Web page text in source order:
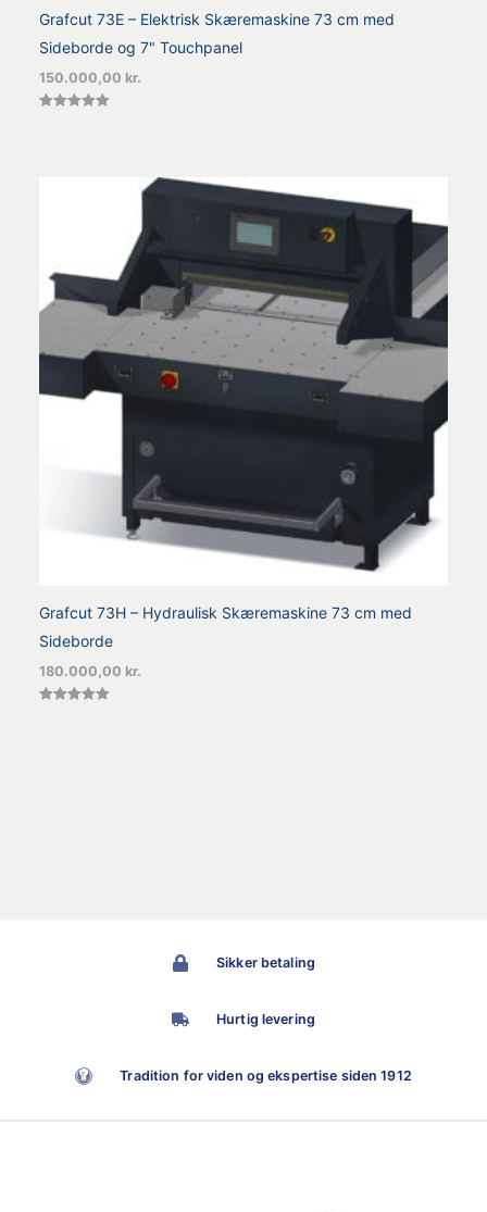
Grafcut 73E – Elektrisk Skæremaskine 73 cm med
Sideborde og 7" Touchpanel
150.000,00 kr.
Grafcut 73H – Hydraulisk Skæremaskine 73 cm med
Sideborde
180.000,00 kr.
Sikker betaling
Hurtig levering
Tradition for viden og ekspertise siden 1912